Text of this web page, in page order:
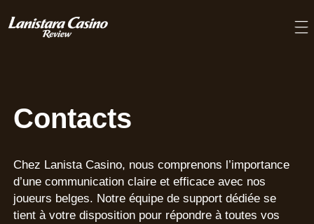
Contacts
Chez Lanista Casino, nous comprenons l’importance
d’une communication claire et efficace avec nos
joueurs belges. Notre équipe de support dédiée se
tient à votre disposition pour répondre à toutes vos